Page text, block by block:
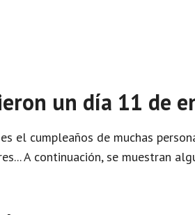
un día 11 de
el cumpleaños de muchas
A continuación, se muestran